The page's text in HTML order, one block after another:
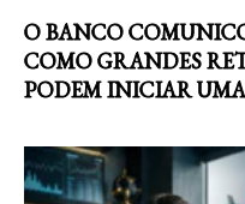
O BANCO
COMO GRANDES
PODEM INICIAR